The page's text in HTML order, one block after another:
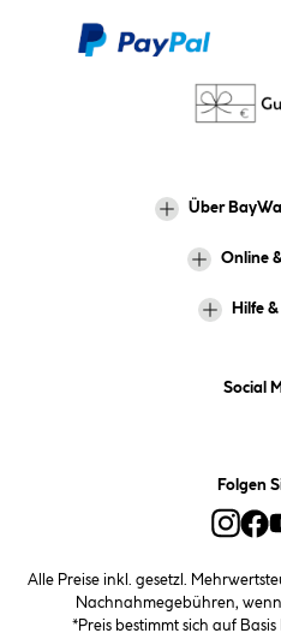
Über
Online
Hilfe
Social
Folgen
Alle Preise inkl. gesetzl.
Nachnahmegebühren,
*Preis bestimmt sich auf